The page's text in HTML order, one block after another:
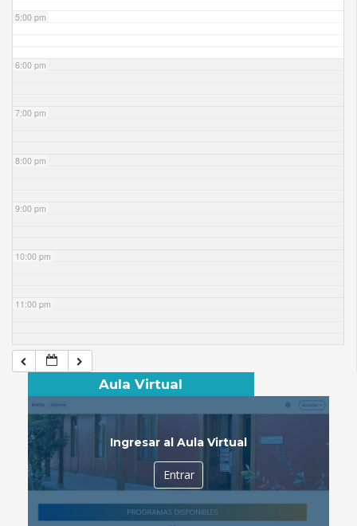
5:00 pm
6:00 pm
7:00 pm
8:00 pm
9:00 pm
10:00 pm
11:00 pm
Aula Virtual
Ingresar al Aula Virtual
Entrar